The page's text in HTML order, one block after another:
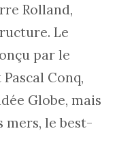
Rolland,
Le
par le
Conq,
Globe, mais
mers, le best-